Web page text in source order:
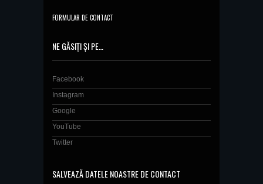
FORMULAR DE CONTACT
NE GĂSIȚI ȘI PE…
Facebook
Instagram
Google
YouTube
Twitter
SALVEAZĂ DATELE NOASTRE DE CONTACT